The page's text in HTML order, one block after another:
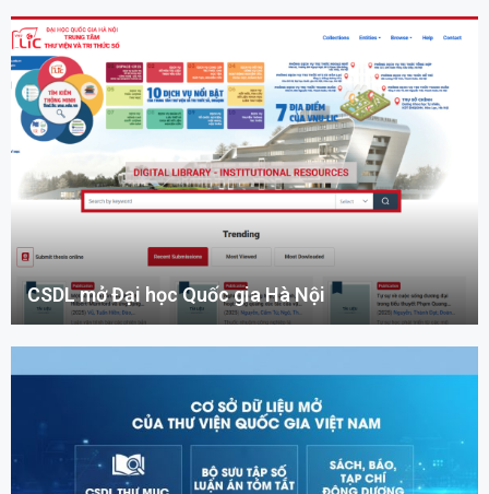
CSDL mở Đại học Quốc gia Hà Nội